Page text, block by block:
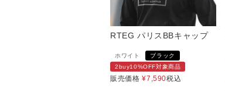
RTEG パリスBBキャップ
ホワイト
ブラック
2buy10%OFF対象商品
販売価格 ¥7,590税込